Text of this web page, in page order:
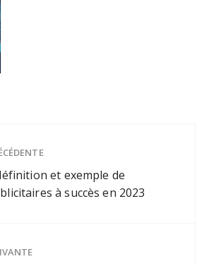
et exemple de
à succès en 2023